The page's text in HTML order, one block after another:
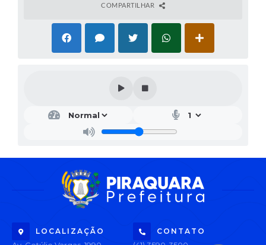
COMPARTILHAR
LOCALIZAÇÃO CONTATO